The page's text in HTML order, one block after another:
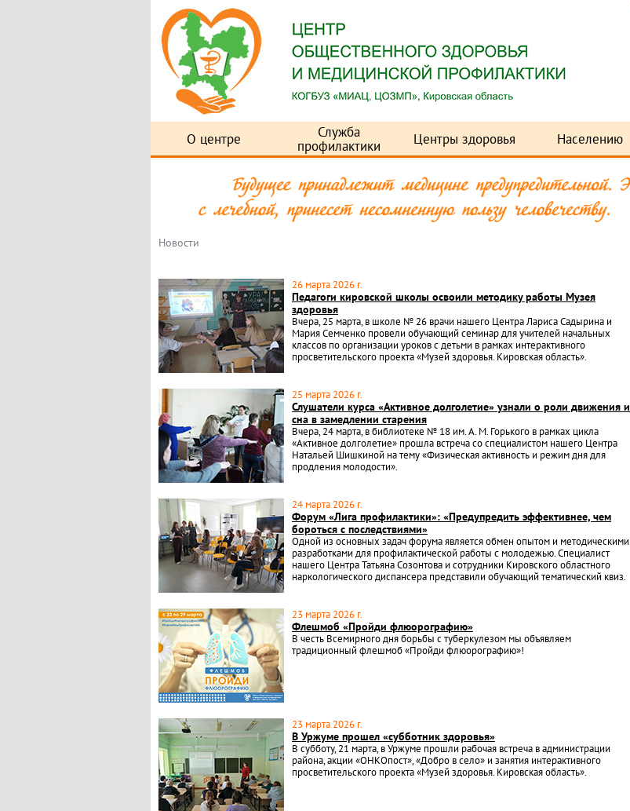
О центре
Служба
профилактики
Центры здоровья Населению
Новости
26 марта 2026 г.
Педагоги кировской школы освоили методику работы Музея
здоровья
Вчера, 25 марта, в школе № 26 врачи нашего Центра Лариса Садырина и
Мария Семченко провели обучающий семинар для учителей начальных
классов по организации уроков с детьми в рамках интерактивного
просветительского проекта «Музей здоровья. Кировская область».
25 марта 2026 г.
Слушатели курса «Активное долголетие» узнали о роли движения и
сна в замедлении старения
Вчера, 24 марта, в библиотеке № 18 им. А. М. Горького в рамках цикла
«Активное долголетие» прошла встреча со специалистом нашего Центра
Натальей Шишкиной на тему «Физическая активность и режим дня для
продления молодости».
24 марта 2026 г.
Форум «Лига профилактики»: «Предупредить эффективнее, чем
бороться с последствиями»
Одной из основных задач форума является обмен опытом и методическими
разработками для профилактической работы с молодежью. Cпециалист
нашего Центра Татьяна Созонтова и сотрудники Кировского областного
наркологического диспансера представили обучающий тематический квиз.
23 марта 2026 г.
Флешмоб «Пройди флюорографию»
В честь Всемирного дня борьбы с туберкулезом мы объявляем
традиционный флешмоб «Пройди флюорографию»!
23 марта 2026 г.
В Уржуме прошел «субботник здоровья»
В субботу, 21 марта, в Уржуме прошли рабочая встреча в администрации
района, акции «ОНКОпост», «Добро в село» и занятия интерактивного
просветительского проекта «Музей здоровья. Кировская область».